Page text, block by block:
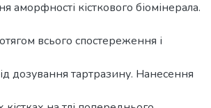
аморфності кісткового біомінерала.
всього спостереження і
дозування тартразину. Нанесення